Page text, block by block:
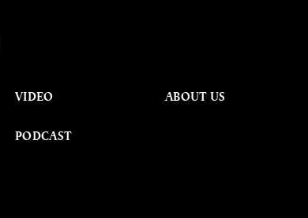
VIDEO
PODCAST
ABOUT US